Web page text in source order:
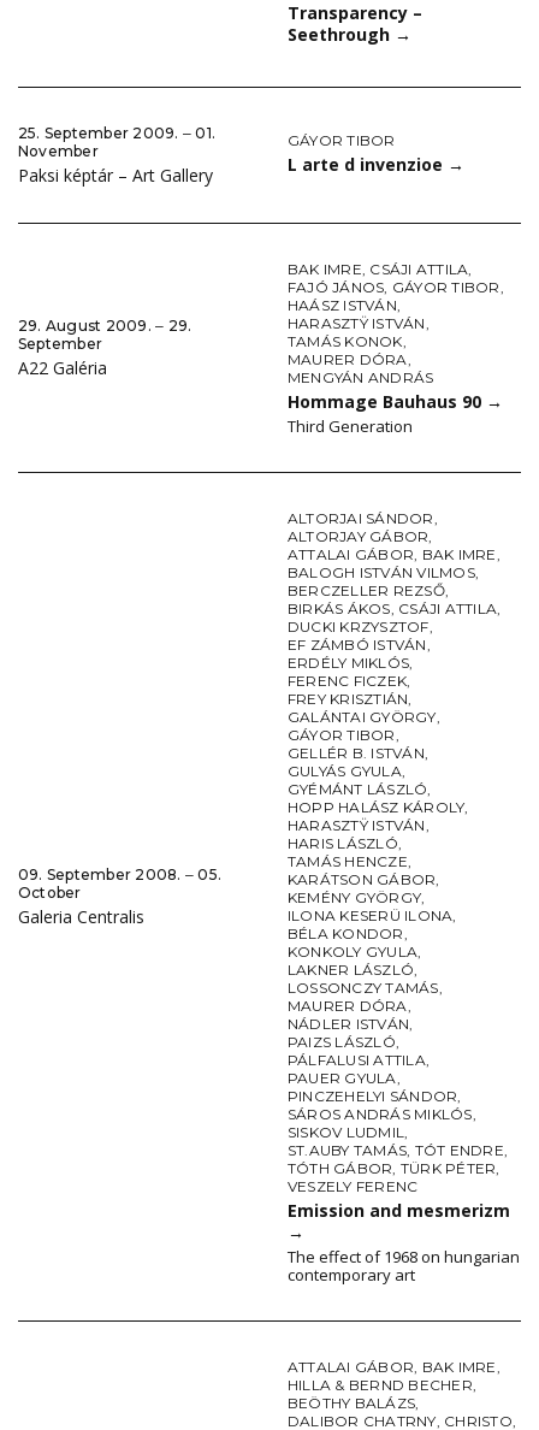
Transparency –
Seethrough →
25. September 2009. ‒ 01.
November
Paksi képtár – Art Gallery
GÁYOR TIBOR
L arte d invenzioe →
29. August 2009. ‒ 29.
September
A22 Galéria
BAK IMRE, CSÁJI ATTILA,
FAJÓ JÁNOS, GÁYOR TIBOR,
HAÁSZ ISTVÁN,
HARASZTŸ ISTVÁN,
TAMÁS KONOK,
MAURER DÓRA,
MENGYÁN ANDRÁS
Hommage Bauhaus 90 →
Third Generation
09. September 2008. ‒ 05.
October
Galeria Centralis
ALTORJAI SÁNDOR,
ALTORJAY GÁBOR,
ATTALAI GÁBOR, BAK IMRE,
BALOGH ISTVÁN VILMOS,
BERCZELLER REZSŐ,
BIRKÁS ÁKOS, CSÁJI ATTILA,
DUCKI KRZYSZTOF,
EF ZÁMBÓ ISTVÁN,
ERDÉLY MIKLÓS,
FERENC FICZEK,
FREY KRISZTIÁN,
GALÁNTAI GYÖRGY,
GÁYOR TIBOR,
GELLÉR B. ISTVÁN,
GULYÁS GYULA,
GYÉMÁNT LÁSZLÓ,
HOPP HALÁSZ KÁROLY,
HARASZTŸ ISTVÁN,
HARIS LÁSZLÓ,
TAMÁS HENCZE,
KARÁTSON GÁBOR,
KEMÉNY GYÖRGY,
ILONA KESERÜ ILONA,
BÉLA KONDOR,
KONKOLY GYULA,
LAKNER LÁSZLÓ,
LOSSONCZY TAMÁS,
MAURER DÓRA,
NÁDLER ISTVÁN,
PAIZS LÁSZLÓ,
PÁLFALUSI ATTILA,
PAUER GYULA,
PINCZEHELYI SÁNDOR,
SÁROS ANDRÁS MIKLÓS,
SISKOV LUDMIL,
ST.AUBY TAMÁS, TÓT ENDRE,
TÓTH GÁBOR, TÜRK PÉTER,
VESZELY FERENC
Emission and mesmerizm
→
The effect of 1968 on hungarian
contemporary art
ATTALAI GÁBOR, BAK IMRE,
HILLA & BERND BECHER,
BEÖTHY BALÁZS,
DALIBOR CHATRNY, CHRISTO,